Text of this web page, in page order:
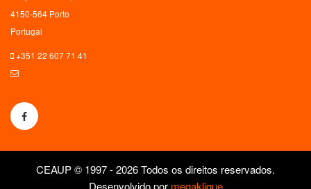
4150-564 Porto
Portugal
+351 22 607 71 41
CEAUP © 1997 - 2026 Todos os direitos reservados.
Desenvolvido por megaklique